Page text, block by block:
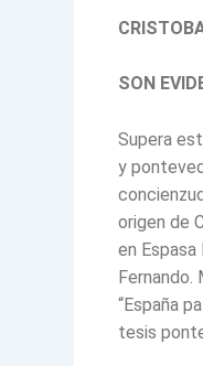
SON
Supera
y
origen de
en Espasa
Fernando.
“España
tesis